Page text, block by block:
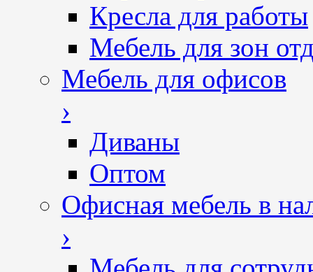
Кресла для работы
Мебель для зон
Мебель для офисов
›
Диваны
Оптом
Офисная мебель в
›